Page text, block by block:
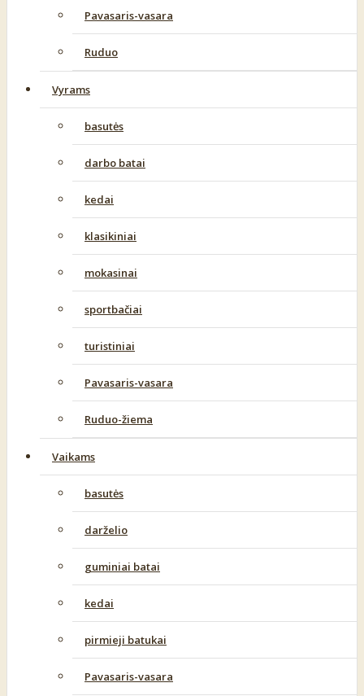
Pavasaris-vasara
Ruduo
Vyrams
basutės
darbo batai
kedai
klasikiniai
mokasinai
sportbačiai
turistiniai
Pavasaris-vasara
Ruduo-žiema
Vaikams
basutės
darželio
guminiai batai
kedai
pirmieji batukai
Pavasaris-vasara